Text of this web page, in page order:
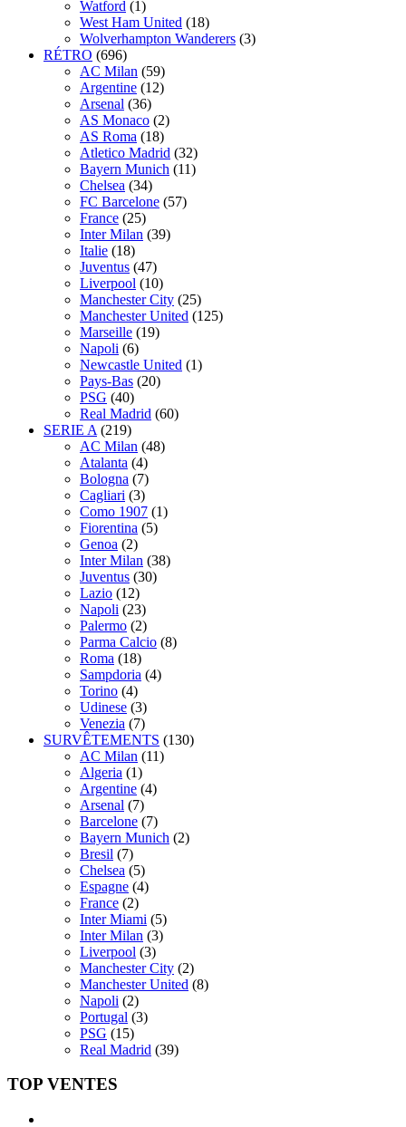
Watford (1)
West Ham United (18)
Wolverhampton Wanderers (3)
RÉTRO (696)
AC Milan (59)
Argentine (12)
Arsenal (36)
AS Monaco (2)
AS Roma (18)
Atletico Madrid (32)
Bayern Munich (11)
Chelsea (34)
FC Barcelone (57)
France (25)
Inter Milan (39)
Italie (18)
Juventus (47)
Liverpool (10)
Manchester City (25)
Manchester United (125)
Marseille (19)
Napoli (6)
Newcastle United (1)
Pays-Bas (20)
PSG (40)
Real Madrid (60)
SERIE A (219)
AC Milan (48)
Atalanta (4)
Bologna (7)
Cagliari (3)
Como 1907 (1)
Fiorentina (5)
Genoa (2)
Inter Milan (38)
Juventus (30)
Lazio (12)
Napoli (23)
Palermo (2)
Parma Calcio (8)
Roma (18)
Sampdoria (4)
Torino (4)
Udinese (3)
Venezia (7)
SURVÊTEMENTS (130)
AC Milan (11)
Algeria (1)
Argentine (4)
Arsenal (7)
Barcelone (7)
Bayern Munich (2)
Bresil (7)
Chelsea (5)
Espagne (4)
France (2)
Inter Miami (5)
Inter Milan (3)
Liverpool (3)
Manchester City (2)
Manchester United (8)
Napoli (2)
Portugal (3)
PSG (15)
Real Madrid (39)
TOP VENTES